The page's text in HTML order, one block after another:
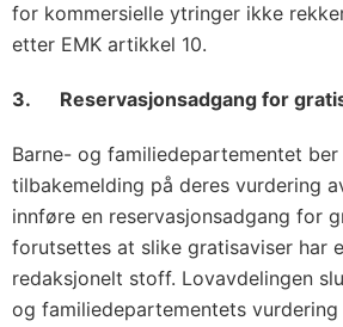
for kommersielle ytringer ikke
etter EMK artikkel 10.
3. Reservasjonsadgang for
Barne- og familiedepartementet
tilbakemelding på deres vurdering
innføre en reservasjonsadgang for
forutsettes at slike gratisaviser har
redaksjonelt stoff. Lovavdelingen
og familiedepartementets